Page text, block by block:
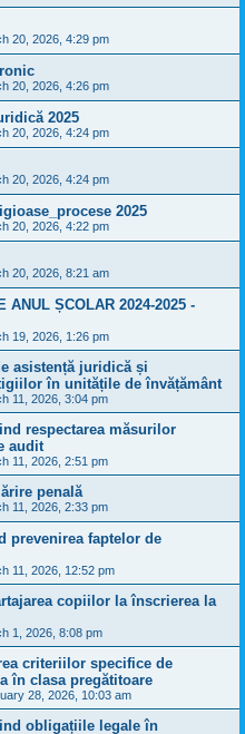
20, 2026, 4:29 pm
20, 2026, 4:26 pm
2025
20, 2026, 4:24 pm
20, 2026, 4:24 pm
2025
20, 2026, 4:22 pm
20, 2026, 8:21 am
ANUL ȘCOLAR 2024-2025 -
19, 2026, 1:26 pm
asistență juridică și
în unitățile de învățământ
11, 2026, 3:04 pm
respectarea măsurilor
audit
11, 2026, 2:51 pm
penală
11, 2026, 2:33 pm
prevenirea faptelor de
11, 2026, 12:52 pm
copiilor la înscrierea la
1, 2026, 8:08 pm
criteriilor specifice de
în clasa pregătitoare
28, 2026, 10:03 am
obligațiile legale în